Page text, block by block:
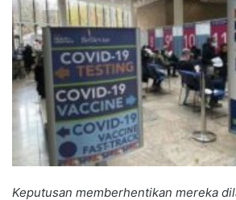
Keputusan memberhentikan mereka